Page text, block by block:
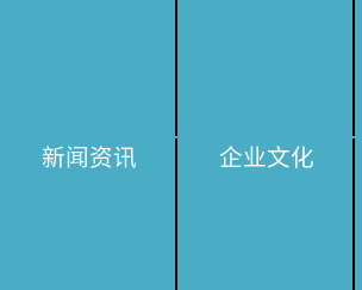
新闻资讯 企业文化